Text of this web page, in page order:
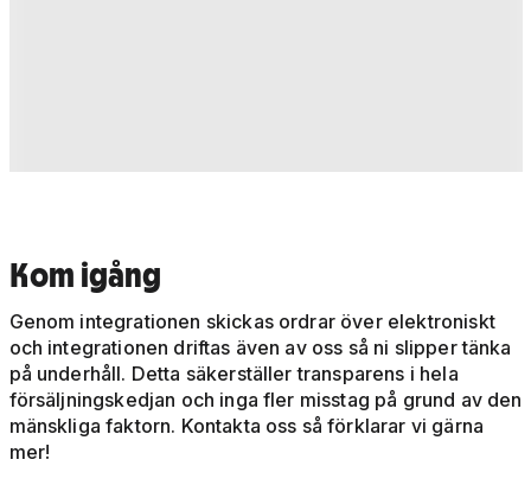
Kom igång
Genom integrationen skickas ordrar över elektroniskt
och integrationen driftas även av oss så ni slipper tänka
på underhåll. Detta säkerställer transparens i hela
försäljningskedjan och inga fler misstag på grund av den
mänskliga faktorn. Kontakta oss så förklarar vi gärna
mer!